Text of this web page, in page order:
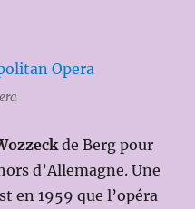
de Berg pour
d’Allemagne. Une
en 1959 que l’opéra